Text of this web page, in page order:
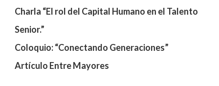
Charla “El rol del Capital Humano en el Talento
Senior.”
Coloquio: “Conectando Generaciones”
Artículo Entre Mayores